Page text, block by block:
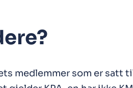
medlemmer som er satt